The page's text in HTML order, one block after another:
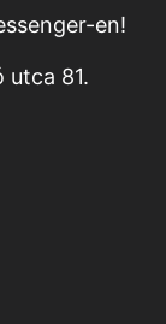
en!
utca 81.